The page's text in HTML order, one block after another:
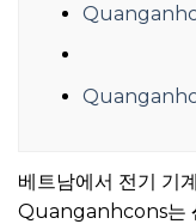
베트남에서 전기 기
Quanganhcons는